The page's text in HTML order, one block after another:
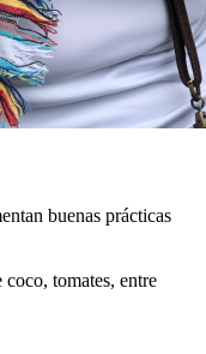
buenas prácticas
coco, tomates, entre